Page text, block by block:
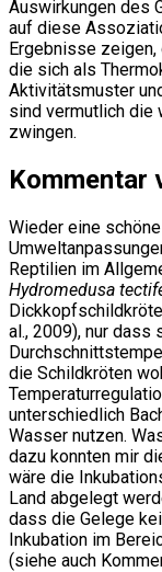
Auswirkungen des
auf diese
Ergebnisse zeigen,
die sich als
Aktivitätsmuster
sind vermutlich die
zwingen.
Kommentar
Wieder eine
Reptilien im
Hydromedusa
al., 2009), nur dass
die Schildkröten
unterschiedlich
Wasser nutzen.
dazu konnten mir
wäre die
Land abgelegt
dass die Gelege
Inkubation im
(siehe auch